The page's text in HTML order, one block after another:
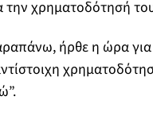
την χρηματοδότησή
ήρθε η ώρα για